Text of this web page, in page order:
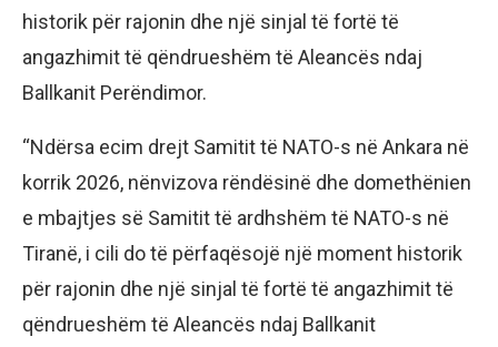
historik për rajonin dhe një sinjal të fortë të
angazhimit të qëndrueshëm të Aleancës ndaj
Ballkanit Perëndimor.
“Ndërsa ecim drejt Samitit të NATO-s në Ankara në
korrik 2026, nënvizova rëndësinë dhe domethënien
e mbajtjes së Samitit të ardhshëm të NATO-s në
Tiranë, i cili do të përfaqësojë një moment historik
për rajonin dhe një sinjal të fortë të angazhimit të
qëndrueshëm të Aleancës ndaj Ballkanit